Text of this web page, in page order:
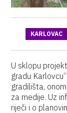
KARLOVAC
U sklopu
gradu
gradilišta,
za medije. Uz
riječi i o